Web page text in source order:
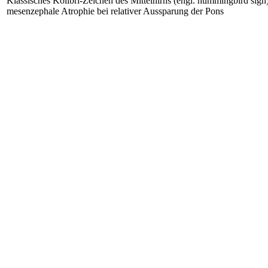
mesenzephale Atrophie bei relativer Aussparung der Pons